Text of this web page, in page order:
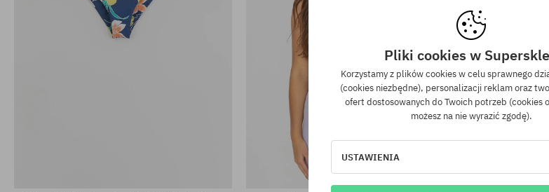
Dostępne rozmiary:
Pliki cookies w
Korzystamy z plików cookies w celu sprawnego
(cookies niezbędne), personalizacji reklam oraz
ofert dostosowanych do Twoich potrzeb (cookies
możesz na nie wyrazić zgodę).
USTAWIENIA